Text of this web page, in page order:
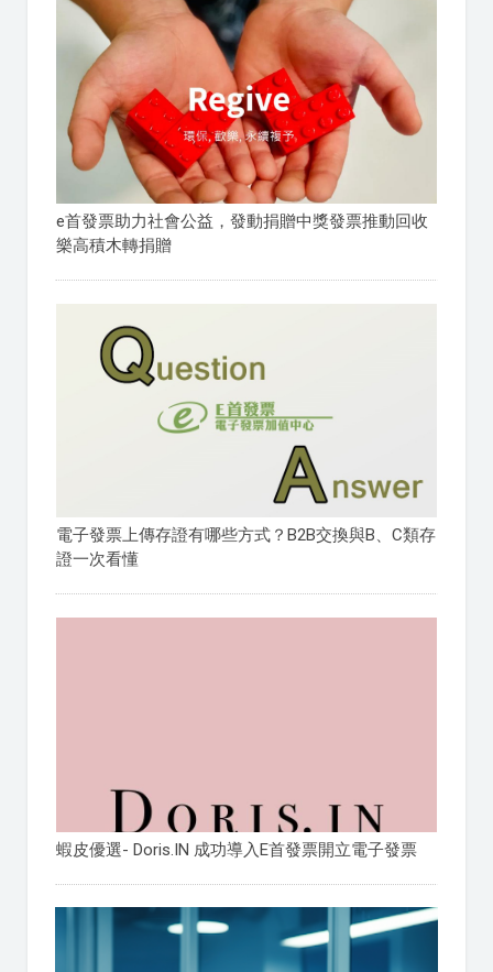
e首發票助力社會公益，發動捐贈中獎發票推動回收
樂高積木轉捐贈
電子發票上傳存證有哪些方式？B2B交換與B、C類存
證一次看懂
蝦皮優選- Doris.IN 成功導入E首發票開立電子發票